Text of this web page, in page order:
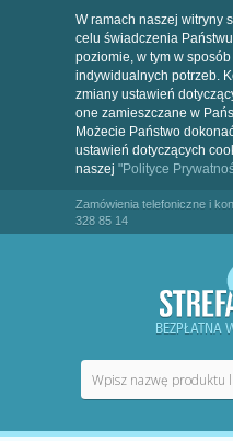
W ramach naszej witryny
celu świadczenia
poziomie, w tym w
indywidualnych potrzeb.
zmiany ustawień
one zamieszczane w
Możecie Państwo
ustawień dotyczących
naszej "Polityce
Zamówienia telefoniczne i
328 85 14
BEZPŁATNA